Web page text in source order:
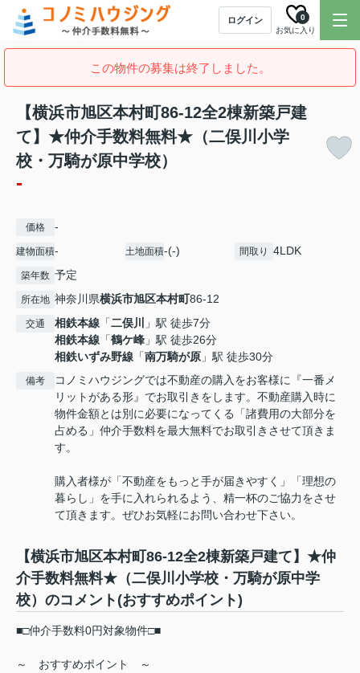
ログイン
お気に入り
0
この物件の募集は終了しました。
【横浜市旭区本村町86-12全2棟新築戸建
て】★仲介手数料無料★（二俣川小学
校・万騎が原中学校）
-
価格 -
建物面積- 土地面積-(-) 間取り 4LDK
築年数 予定
所在地 神奈川県横浜市旭区本村町86-12
交通 相鉄本線 「二俣川
」駅 徒歩7分
相鉄本線 「鶴ケ峰 」駅 徒歩26分
相鉄いずみ野線 「南万騎が原 」駅 徒歩30分
備考
コノミハウジングでは不動産の購入をお客様に『一番メ
リットがある形』でお取引きをします。不動産購入時に
物件金額とは別に必要になってくる「諸費用の大部分を
占める」仲介手数料を最大無料でお取引きさせて頂きま
す。
購入者様が「不動産をもっと手が届きやすく」「理想の
暮らし」を手に入れられるよう、精一杯のご協力をさせ
て頂きます。ぜひお気軽にお問い合わせ下さい。
【横浜市旭区本村町86-12全2棟新築戸建て】★仲
介手数料無料★（二俣川小学校・万騎が原中学
校）のコメント(おすすめポイント)
■□仲介手数料0円対象物件□■
～ おすすめポイント ～